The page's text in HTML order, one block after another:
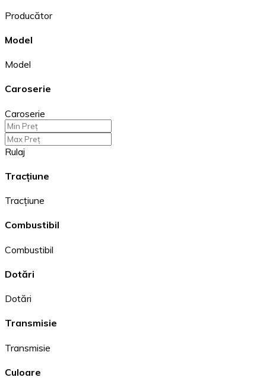
Producător
Model
Model
Caroserie
Caroserie
Rulaj
Tracțiune
Tracțiune
Combustibil
Combustibil
Dotări
Dotări
Transmisie
Transmisie
Culoare